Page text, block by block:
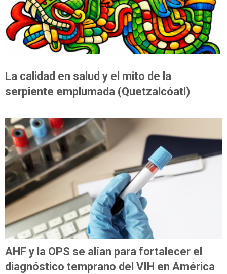
La calidad en salud y el mito de la
serpiente emplumada (Quetzalcóatl)
AHF y la OPS se alían para fortalecer el
diagnóstico temprano del VIH en América